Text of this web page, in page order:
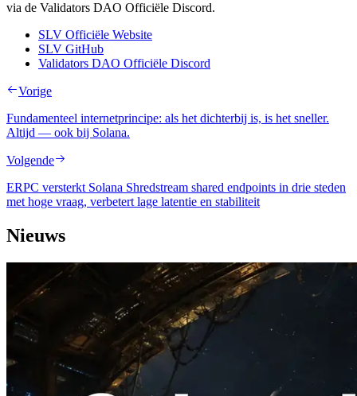
via de Validators DAO Officiële Discord.
SLV Officiële Website
SLV GitHub
Validators DAO Officiële Discord
Vorige
Fundamenteel internetprincipe: als het dichterbij is, is het sneller.
Altijd — ook bij Solana.
Volgende
ERPC versterkt Solana Shredstream shared endpoints in drie steden
met hoge vraag, verbetert lage latentie en stabiliteit
Nieuws